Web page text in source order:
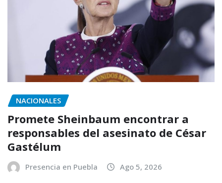
NACIONALES
Promete Sheinbaum encontrar a
responsables del asesinato de César
Gastélum
Presencia en Puebla Ago 5, 2026